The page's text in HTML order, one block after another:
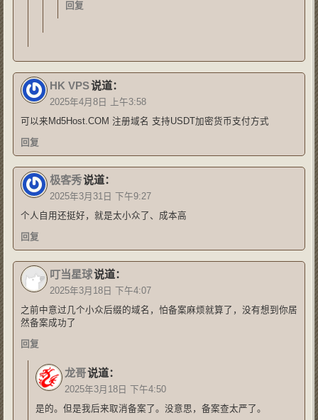
回复
HK VPS说道：
2025年4月8日 上午3:58
可以来Md5Host.COM 注册域名 支持USDT加密货币支付方式
回复
极客秀说道：
2025年3月31日 下午9:27
个人自用还挺好，就是太小众了、成本高
回复
叮当星球说道：
2025年3月18日 下午4:07
之前中意过几个小众后缀的域名，怕备案麻烦就算了，没有想到你居
然备案成功了
回复
龙哥说道：
2025年3月18日 下午4:50
是的。但是我后来取消备案了。没意思，备案查太严了。